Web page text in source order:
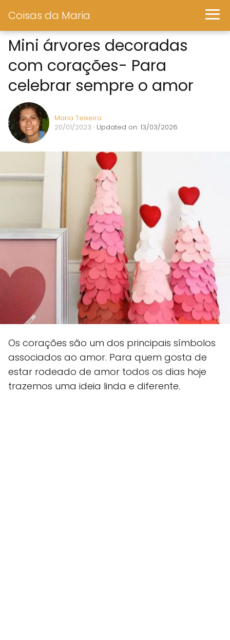
Coisas da Maria
Mini árvores decoradas
com corações- Para
celebrar sempre o amor
Maria Teixeira
20/01/2023 · Updated on: 13/03/2026
Os corações são um dos principais símbolos
associados ao amor. Para quem gosta de
estar rodeado de amor todos os dias hoje
trazemos uma ideia linda e diferente.